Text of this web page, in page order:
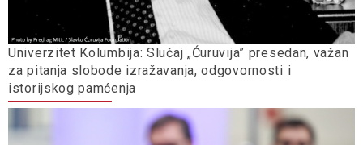
Univerzitet Kolumbija: Slučaj „Ćuruvija” presedan, važan
za pitanja slobode izražavanja, odgovornosti i
istorijskog pamćenja